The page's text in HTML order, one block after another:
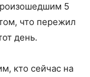
5
что пережил
день.
кто сейчас на